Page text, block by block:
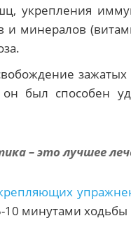
укрепления
и минералов
был способен
– это лучшее
10 минутами